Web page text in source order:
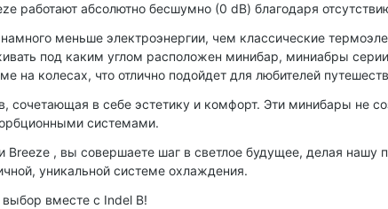
работают абсолютно бесшумно (0 dB) благодаря
меньше электроэнергии, чем классические
под каким углом расположен минибар, миниабры
на колесах, что отлично подойдет для любителей
сочетающая в себе эстетику и комфорт. Эти минибары не
системами.
, вы совершаете шаг в светлое будущее, делая нашу
уникальной системе охлаждения.
вместе с Indel B!